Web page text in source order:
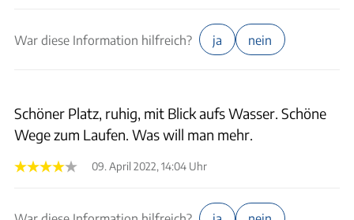
War diese Information hilfreich? ja nein
Schöner Platz, ruhig, mit Blick aufs Wasser. Schöne
Wege zum Laufen. Was will man mehr.
09. April 2022, 14:04 Uhr